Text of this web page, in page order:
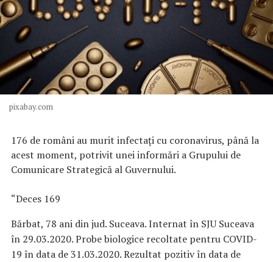
pixabay.com
176 de români au murit infectați cu coronavirus, până la
acest moment, potrivit unei informări a Grupului de
Comunicare Strategică al Guvernului.
“Deces 169
Bărbat, 78 ani din jud. Suceava. Internat în SJU Suceava
în 29.03.2020. Probe biologice recoltate pentru COVID-
19 în data de 31.03.2020. Rezultat pozitiv în data de